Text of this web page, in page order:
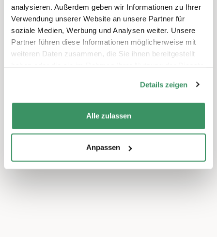
analysieren. Außerdem geben wir Informationen zu Ihrer
Verwendung unserer Website an unsere Partner für
soziale Medien, Werbung und Analysen weiter. Unsere
Partner führen diese Informationen möglicherweise mit
weiteren Daten zusammen, die Sie ihnen bereitgestellt
Details zeigen
Alle zulassen
Anpassen
Regionen
Nordwestschweiz